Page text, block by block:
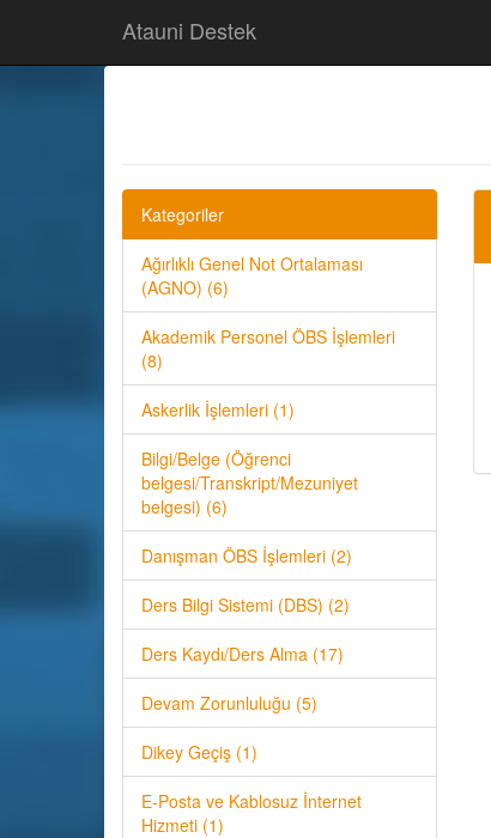
Atauni Destek
Kategoriler
Ağırlıklı Genel Not Ortalaması
(AGNO) (6)
Akademik Personel ÖBS İşlemleri
(8)
Askerlik İşlemleri (1)
Bilgi/Belge (Öğrenci
belgesi/Transkript/Mezuniyet
belgesi) (6)
Danışman ÖBS İşlemleri (2)
Ders Bilgi Sistemi (DBS) (2)
Ders Kaydı/Ders Alma (17)
Devam Zorunluluğu (5)
Dikey Geçiş (1)
E-Posta ve Kablosuz İnternet
Hizmeti (1)